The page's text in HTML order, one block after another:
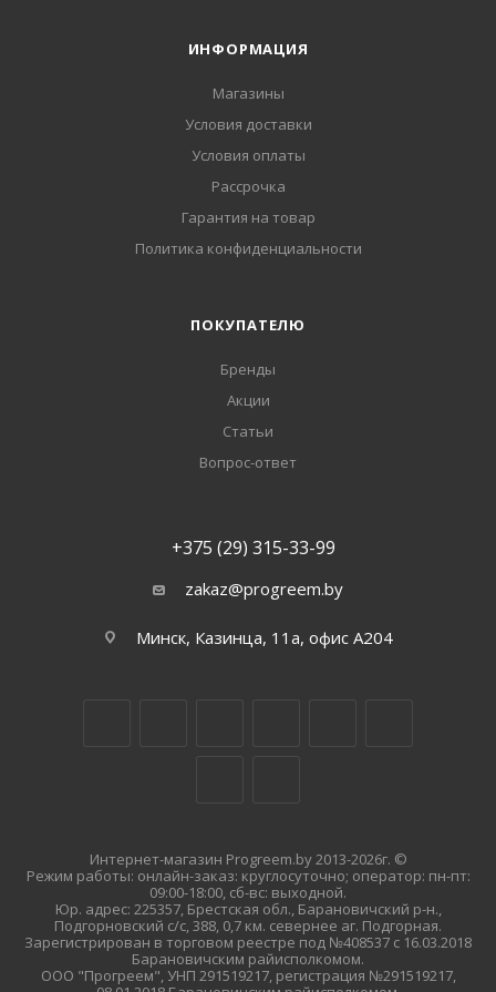
ИНФОРМАЦИЯ
Магазины
Условия доставки
Условия оплаты
Рассрочка
Гарантия на товар
Политика конфиденциальности
ПОКУПАТЕЛЮ
Бренды
Акции
Статьи
Вопрос-ответ
+375 (29) 315-33-99
zakaz@progreem.by
Минск, Казинца, 11а, офис А204
Интернет-магазин Progreem.by 2013-2026г. ©
Режим работы: онлайн-заказ: круглосуточно; оператор: пн-пт:
09:00-18:00, сб-вс: выходной.
Юр. адрес: 225357, Брестская обл., Барановичский р-н.,
Подгорновский с/с, 388, 0,7 км. севернее аг. Подгорная.
Зарегистрирован в торговом реестре под №408537 с 16.03.2018
Барановичским райисполкомом.
ООО "Прогреем", УНП 291519217, регистрация №291519217,